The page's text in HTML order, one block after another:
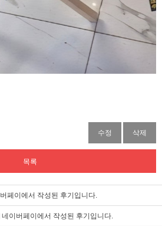
수정 삭제
목록
페이에서 작성된 후기입니다.
네이버페이에서 작성된 후기입니다.